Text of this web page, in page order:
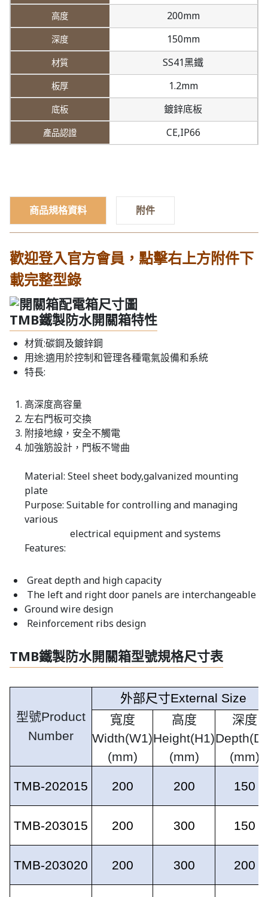
200mm
150mm
SS41黑鐵
1.2mm
鍍鋅底板
CE,IP66
商品規格資料 附件
歡迎登入官方會員，點擊右上方附件下
載完整型錄
TMB鐵製防水開關箱特性
材質:碳鋼及鍍鋅鋼
用途:適用於控制和管理各種電氣設備和系統
特長:
高深度高容量
左右門板可交換
附接地線，安全不觸電
加強筋設計，門板不彎曲
Material: Steel sheet body,galvanized mounting
plate
Purpose: Suitable for controlling and managing
various
electrical equipment and systems
Features:
Great depth and high capacity
The left and right door panels are interchangeable
Ground wire design
Reinforcement ribs design
TMB鐵製防水開關箱型號規格尺寸表
型號Product
Number
外部尺寸External Size
寬度
Width(W1)
(mm)
高度
Height(H1)
(mm)
深度
(mm)
TMB-202015 200 200 150
TMB-203015 200 300 150
TMB-203020 200 300 200